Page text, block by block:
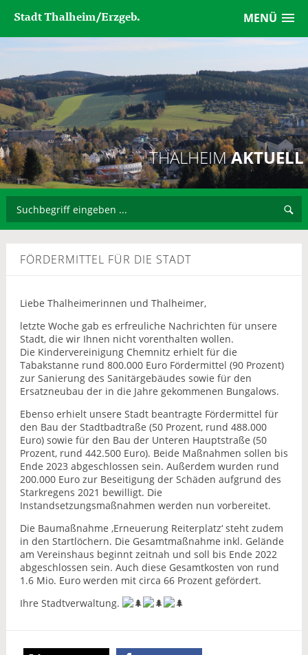
MENÜ
Stadt Thalheim/Erzgeb.
THALHEIMAKTUELL
FÖRDERMITTEL FÜR DIE STADT
Liebe Thalheimerinnen und Thalheimer,
letzte Woche gab es erfreuliche Nachrichten für unsere
Stadt, die wir Ihnen nicht vorenthalten wollen.
Die Kindervereinigung Chemnitz erhielt für die
Tabakstanne rund 800.000 Euro Fördermittel (90 Prozent)
zur Sanierung des Sanitärgebäudes sowie für den
Ersatzneubau der in die Jahre gekommenen Bungalows.
Ebenso erhielt unsere Stadt beantragte Fördermittel für
den Bau der Stadtbadtraße (50 Prozent, rund 488.000
Euro) sowie für den Bau der Unteren Hauptstraße (50
Prozent, rund 442.500 Euro). Beide Maßnahmen sollen bis
Ende 2023 abgeschlossen sein. Außerdem wurden rund
200.000 Euro zur Beseitigung der Schäden aufgrund des
Starkregens 2021 bewilligt. Die
Instandsetzungsmaßnahmen werden nun vorbereitet.
Die Baumaßnahme ‚Erneuerung Reiterplatz‘ steht zudem
in den Startlöchern. Die Gesamtmaßnahme inkl. Gelände
am Vereinshaus beginnt zeitnah und soll bis Ende 2022
abgeschlossen sein. Auch diese Gesamtkosten von rund
1.6 Mio. Euro werden mit circa 66 Prozent gefördert.
Ihre Stadtverwaltung.